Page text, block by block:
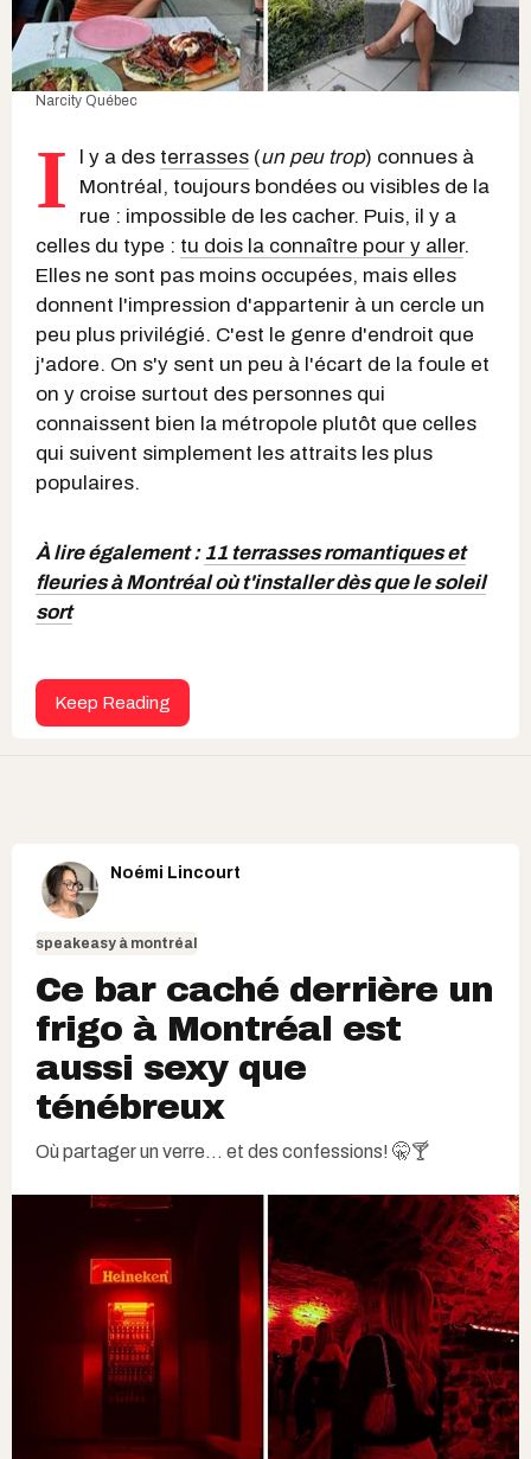
Narcity Québec
I l y a des terrasses (un peu trop) connues à
Montréal, toujours bondées ou visibles de la
rue : impossible de les cacher. Puis, il y a
celles du type : tu dois la connaître pour y aller.
Elles ne sont pas moins occupées, mais elles
donnent l'impression d'appartenir à un cercle un
peu plus privilégié. C'est le genre d'endroit que
j'adore. On s'y sent un peu à l'écart de la foule et
on y croise surtout des personnes qui
connaissent bien la métropole plutôt que celles
qui suivent simplement les attraits les plus
populaires.
À lire également : 11 terrasses romantiques et
fleuries à Montréal où t'installer dès que le soleil
sort
Keep Reading
Noémi Lincourt
speakeasy à montréal
Ce bar caché derrière un
frigo à Montréal est
aussi sexy que
ténébreux
Où partager un verre... et des confessions! 🤫🍸